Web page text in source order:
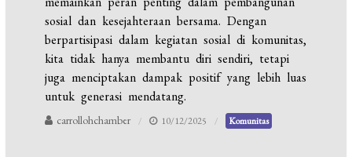
sosial dan kesejahteraan bersama. Dengan
berpartisipasi dalam kegiatan sosial di komunitas,
kita tidak hanya membantu diri sendiri, tetapi
juga menciptakan dampak positif yang lebih luas
untuk generasi mendatang.
carrollohchamber 10/12/2025 Komunitas